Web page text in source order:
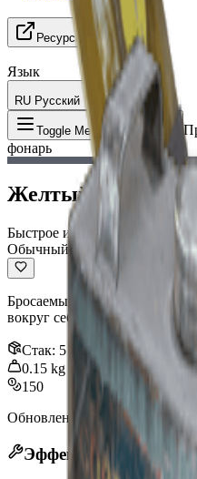
Ресурсы
Язык
RU Русский
Toggle Menu
фонарь
Желтый
Быстрое использование
Обычный
Бросаемый химический
вокруг себя.
Стак: 5
0.15 kg
150
Обновлено
Mar 22, 2026
Эффекты